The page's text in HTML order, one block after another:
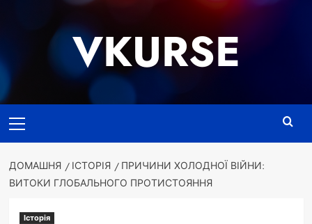
VKURSE
меню
ДОМАШНЯ ІСТОРІЯ
ПРИЧИНИ ХОЛОДНОЇ ВІЙНИ:
ВИТОКИ ГЛОБАЛЬНОГО ПРОТИСТОЯННЯ
Історія